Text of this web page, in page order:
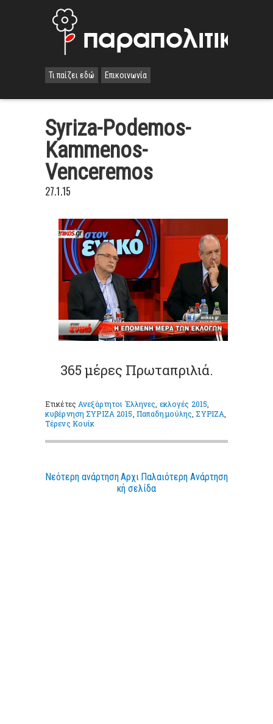
Τι παίζει εδώ Επικοινωνία
Syriza-Podemos-
Kammenos-
Venceremos
27.1.15
365 μέρες Πρωταπριλιά.
Ετικέτες Ανεξάρτητοι Έλληνες εκλογές 2015
κυβέρνηση ΣΥΡΙΖΑ 2015 Παπαδημούλης ΣΥΡΙΖΑ
Τέρενς Κουίκ
Νεότερη ανάρτηση Παλαιότερη Ανάρτηση
Αρχι
κή σελίδα